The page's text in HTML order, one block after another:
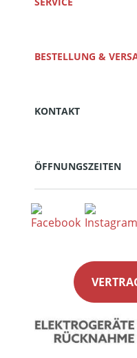
BESTELLUNG &
KONTAKT
ÖFFNUNGSZEITEN